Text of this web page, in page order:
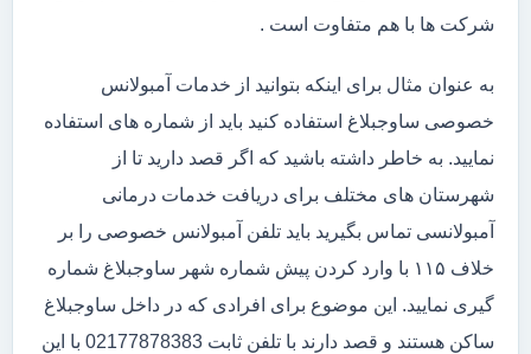
شرکت ها با هم متفاوت است .
به عنوان مثال برای اینکه بتوانید از خدمات آمبولانس
خصوصی ساوجبلاغ استفاده کنید باید از شماره های استفاده
نمایید. به خاطر داشته باشید که اگر قصد دارید تا از
شهرستان های مختلف برای دریافت خدمات درمانی
آمبولانسی تماس بگیرید باید تلفن آمبولانس خصوصی را بر
خلاف ۱۱۵ با وارد کردن پیش شماره شهر ساوجبلاغ شماره
گیری نمایید. این موضوع برای افرادی که در داخل ساوجبلاغ
ساکن هستند و قصد دارند با تلفن ثابت 02177878383 با این